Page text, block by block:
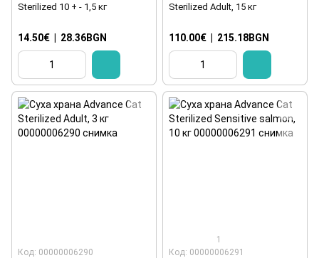
Sterilized 10 + - 1,5 кг
14.50€ | 28.36BGN
Sterilized Adult, 15 кг
110.00€ | 215.18BGN
Код: 00000006290
1
Код: 00000006291